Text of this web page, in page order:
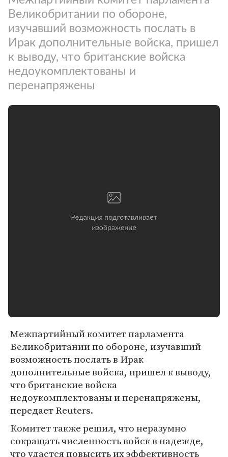
Великобритании по обороне,
изучавший возможность послать в
Ирак дополнительные войска, пришел
к выводу, что британские войска
недоукомплектованы и
перенапряжены
Межпартийный комитет парламента
Великобритании по обороне, изучавший
возможность послать в Ирак
дополнительные войска, пришел к выводу,
что британские войска
недоукомплектованы и перенапряжены,
передает Reuters.
Комитет также решил, что неразумно
сокращать численность войск в надежде,
что удастся повысить их эффективность